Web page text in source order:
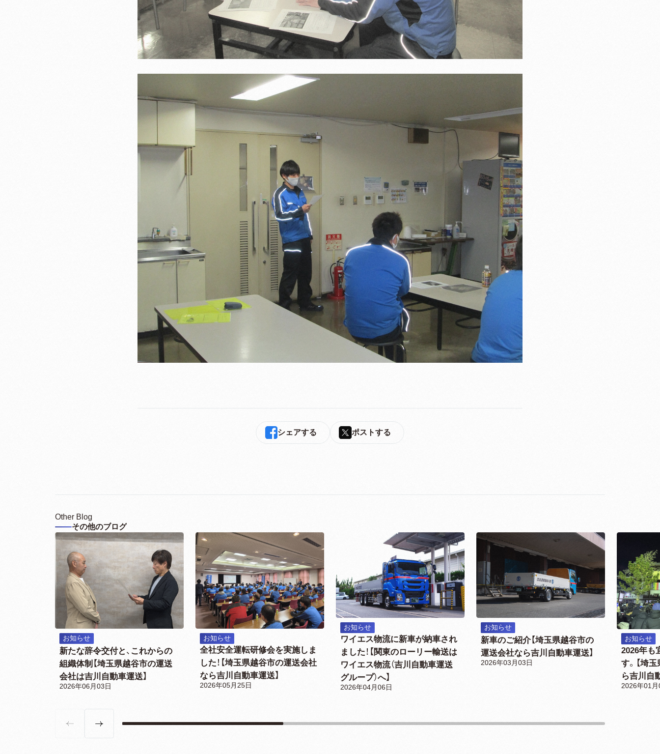
シェアする ポストする
その他のブログ
Other Blog
お知らせ
新たな辞令交付と、これからの
組織体制【埼玉県越谷市の運送
会社は吉川自動車運送】
2026年06月03日
お知らせ
全社安全運転研修会を実施しま
した！【埼玉県越谷市の運送会社
なら吉川自動車運送】
2026年05月25日
お知らせ
ワイエス物流に新車が納車され
ました！【関東のローリー輸送は
ワイエス物流（吉川自動車運送
グループ）へ】
2026年04月06日
お知らせ
新車のご紹介【埼玉県越谷市の
運送会社なら吉川自動車運送】
2026年03月03日
お知らせ
2026年も
す。【埼
ら吉川自
2026年01月